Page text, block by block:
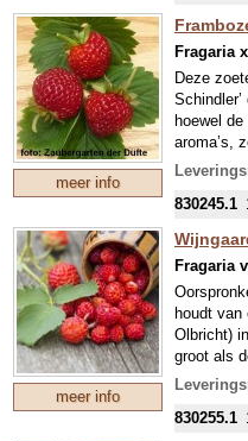
Onze
welke in
meer info
Fragaria
Deze
hoewel
aroma’s,
voor
Kweker:
Onze
welke in
830245.1
meer info
Fragaria
houdt van
Olbricht)
groot als
Onze
welke in
830255.1